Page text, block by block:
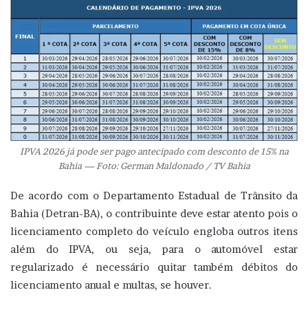
IPVA 2026 já pode ser pago antecipado com desconto de 15% na
Bahia — Foto: German Maldonado / TV Bahia
De acordo com o Departamento Estadual de Trânsito da
Bahia (Detran-BA), o contribuinte deve estar atento pois o
licenciamento completo do veículo engloba outros itens
além do IPVA, ou seja, para o automóvel estar
regularizado é necessário quitar também débitos do
licenciamento anual e multas, se houver.